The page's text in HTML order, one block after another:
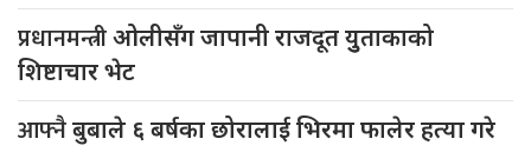
प्रधानमन्त्रीओलीसँग जापानी राजदूत युुताकाको
शिष्टाचार भेट
आफ्नैबुबाले ६ बर्षका छोरालाई भिरमा फालेर हत्या गरे